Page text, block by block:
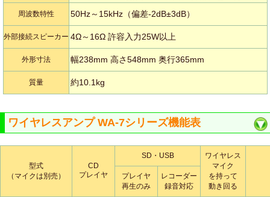
周波数特性 50Hz～15kHz（偏差-2dB±3dB）
外部接続スピーカー 4Ω～16Ω 許容入力25W以上
外形寸法 幅238mm 高さ548mm 奥行365mm
質量 約10.1kg
ワイヤレスアンプ WA-7シリーズ機能表
型式
（マイクは別売）
CD
プレイヤ
SD・USB
ワイヤレス
マイク
を持って
動き回る
プレイヤ
再生のみ
レコーダー
録音対応